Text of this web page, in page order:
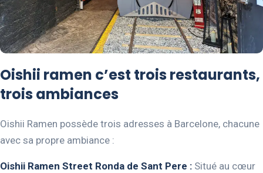
Oishii ramen c’est trois restaurants,
trois ambiances
Oishii Ramen possède trois adresses à Barcelone, chacune
avec sa propre ambiance :
Oishii Ramen Street Ronda de Sant Pere : Situé au cœur